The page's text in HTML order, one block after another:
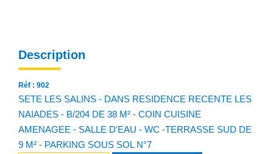
Description
Réf : 902
SETE LES SALINS - DANS RESIDENCE RECENTE LES
NAIADES - B/204 DE 38 M² - COIN CUISINE
AMENAGEE - SALLE D'EAU - WC -TERRASSE SUD DE
9 M² - PARKING SOUS SOL N°7